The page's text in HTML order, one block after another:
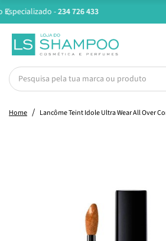
Entregas em 24H úteis. Oferta de
Home Lancôme Teint Idole Ultra Wear All Over